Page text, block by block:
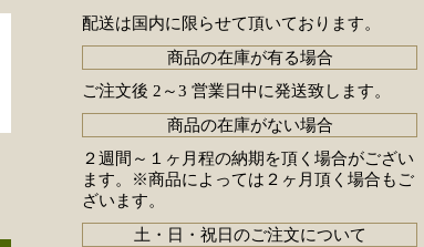
配送は国内に限らせて頂いております。
商品の在庫が有る場合
ご注文後 2～3 営業日中に発送致します。
商品の在庫がない場合
２週間～１ヶ月程の納期を頂く場合がござい
ます。※商品によっては２ヶ月頂く場合もご
ざいます。
土・日・祝日のご注文について